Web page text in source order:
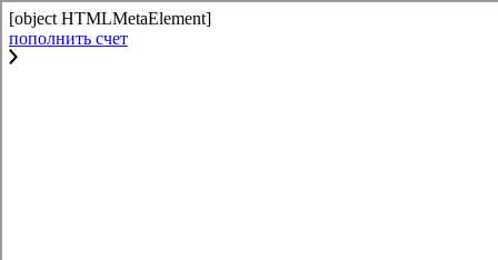
[object HTMLMetaElement]
пополнить счет